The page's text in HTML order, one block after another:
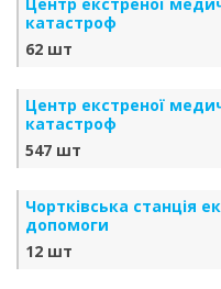
катастроф
62 шт
Центр екстреної
катастроф
547 шт
Чортківська станція
допомоги
12 шт